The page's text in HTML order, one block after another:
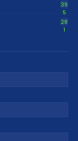
39
5
28
1